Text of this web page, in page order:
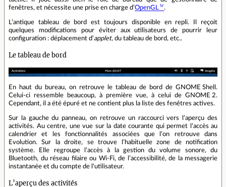
fenêtres, et nécessite une prise en charge d’OpenGL .
L’antique tableau de bord est toujours disponible en repli. Il reçoit
quelques modifications pour éviter aux utilisateurs de pourrir leur
configuration : déplacement d’applet, du tableau de bord, etc..
Le tableau de bord
En haut du bureau, on retrouve le tableau de bord de GNOME Shell.
Celui‐ci ressemble beaucoup, à première vue, à celui de GNOME 2.
Cependant, il a été épuré et ne contient plus la liste des fenêtres actives.
Sur la gauche du panneau, on retrouve un raccourci vers l’aperçu des
activités. Au centre, une vue sur la date courante qui permet l’accès au
calendrier et les fonctionnalités associées que l’on retrouve dans
Evolution. Sur la droite, se trouve l’habituelle zone de notification
système. Elle regroupe l’accès à la gestion du volume sonore, du
Bluetooth, du réseau filaire ou Wi‐Fi, de l’accessibilité, de la messagerie
instantanée et du compte de l'utilisateur.
L’aperçu des activités